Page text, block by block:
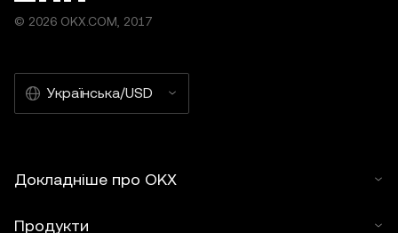
© 2026 OKX.COM, 2017
Українська/USD
Докладніше про OKX
Продукти